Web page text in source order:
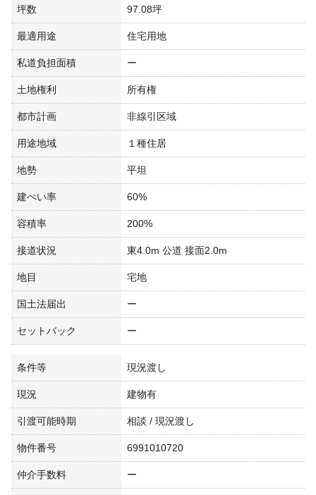
坪数 97.08坪
最適用途 住宅用地
私道負担面積 ー
土地権利 所有権
都市計画 非線引区域
用途地域 １種住居
地勢 平坦
建ぺい率 60%
容積率 200%
接道状況 東4.0m 公道 接面2.0m
地目 宅地
国土法届出 ー
セットバック ー
条件等 現況渡し
現況 建物有
引渡可能時期 相談 / 現況渡し
物件番号 6991010720
仲介手数料 ー